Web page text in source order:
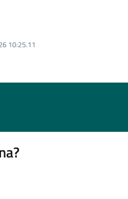
10:25.11